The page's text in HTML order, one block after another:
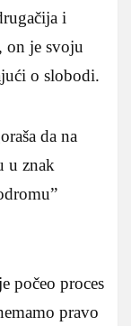
i
on je svoju
o slobodi.
da na
u znak
počeo proces
pravo